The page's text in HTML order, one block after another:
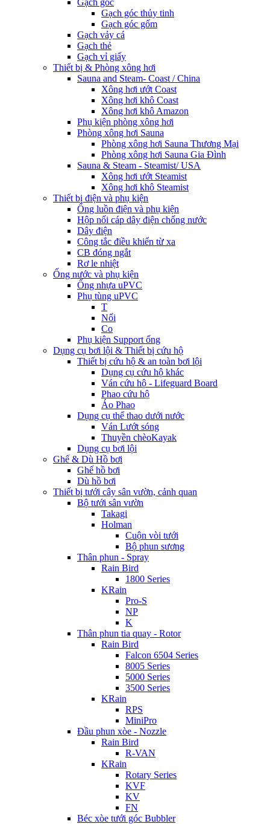
Gạch góc
Gạch góc thủy tinh
Gạch góc gốm
Gạch vảy cá
Gạch thẻ
Gạch vỉ giấy
Thiết bị & Phòng xông hơi
Sauna and Steam- Coast / China
Xông hơi ướt Coast
Xông hơi khô Coast
Xông hơi khô Amazon
Phụ kiện phòng xông hơi
Phòng xông hơi Sauna
Phòng xông hơi Sauna Thương Mại
Phòng xông hơi Sauna Gia Đình
Sauna & Steam - Steamist/ USA
Xông hơi ướt Steamist
Xông hơi khô Steamist
Thiết bị điện và phụ kiện
Ống luồn điện và phụ kiện
Hộp nối cáp dây điện chống nước
Dây điện
Công tắc điều khiển từ xa
CB đóng ngắt
Rơ le nhiệt
Ống nước và phụ kiện
Ống nhựa uPVC
Phụ tùng uPVC
T
Nối
Co
Phụ kiện Support ống
Dụng cụ bơi lội & Thiết bị cứu hộ
Thiết bị cứu hộ & an toàn bơi lội
Dụng cụ cứu hộ khác
Ván cứu hộ - Lifeguard Board
Phao cứu hộ
Áo Phao
Dụng cụ thể thao dưới nước
Ván Lướt sóng
Thuyền chèoKayak
Dụng cụ bơi lội
Ghế & Dù Hồ bơi
Ghế hồ bơi
Dù hồ bơi
Thiết bị tưới cây sân vườn, cảnh quan
Bộ tưới sân vườn
Takagi
Holman
Cuộn vòi tưới
Bộ phun sương
Thân phun - Spray
Rain Bird
1800 Series
KRain
Pro-S
NP
K
Thân phun tia quay - Rotor
Rain Bird
Falcon 6504 Series
8005 Series
5000 Series
3500 Series
KRain
RPS
MiniPro
Đầu phun xòe - Nozzle
Rain Bird
R-VAN
KRain
Rotary Series
KVF
KV
FN
Béc xòe tưới góc Bubbler